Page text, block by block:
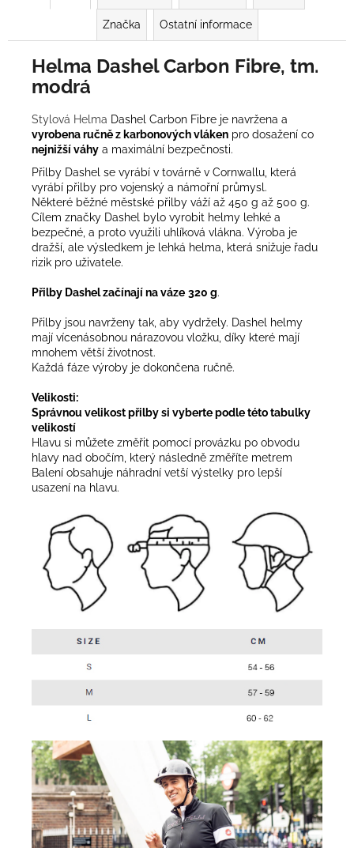
Značka Ostatní informace
Helma Dashel Carbon Fibre, tm.
modrá
Stylová Helma Dashel Carbon Fibre je navržena a
vyrobena ručně z karbonových vláken pro dosažení co
nejnižší váhy a maximální bezpečnosti.
Přilby Dashel se vyrábí v továrně v Cornwallu, která
vyrábí přilby pro vojenský a námořní průmysl.
Některé běžné městské přilby váží až 450 g až 500 g.
Cílem značky Dashel bylo vyrobit helmy lehké a
bezpečné, a proto využili uhlíková vlákna. Výroba je
dražší, ale výsledkem je lehká helma, která snižuje řadu
rizik pro uživatele.
Přilby Dashel začínají na váze 320 g.
Přilby jsou navrženy tak, aby vydržely. Dashel helmy
mají vícenásobnou nárazovou vložku, díky které mají
mnohem větší životnost.
Každá fáze výroby je dokončena ručně.
Velikosti:
Správnou velikost přilby si vyberte podle této tabulky
velikostí
Hlavu si můžete změřit pomocí provázku po obvodu
hlavy nad obočím, který následně změříte metrem
Balení obsahuje náhradní vetší výstelky pro lepší
usazení na hlavu.